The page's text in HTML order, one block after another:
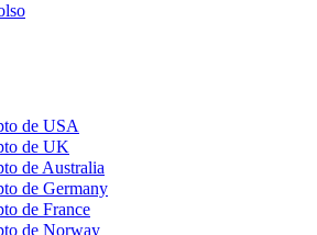
de USA
de UK
de Australia
de Germany
de France
de Norway